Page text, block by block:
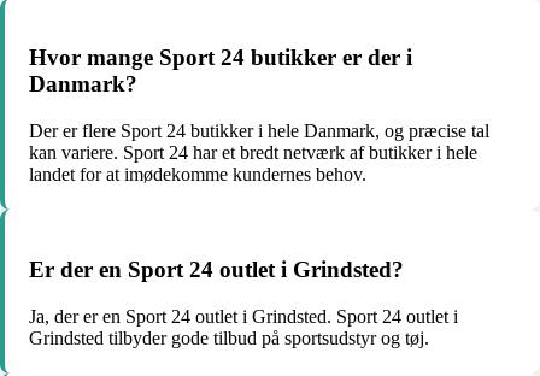
Hvor mange Sport 24 butikker er der i
Danmark?
Der er flere Sport 24 butikker i hele Danmark, og præcise tal
kan variere. Sport 24 har et bredt netværk af butikker i hele
landet for at imødekomme kundernes behov.
Er der en Sport 24 outlet i Grindsted?
Ja, der er en Sport 24 outlet i Grindsted. Sport 24 outlet i
Grindsted tilbyder gode tilbud på sportsudstyr og tøj.